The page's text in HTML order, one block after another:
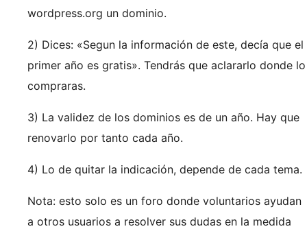
wordpress.org un dominio.
2) Dices: «Segun la información de este, decía que el
primer año es gratis». Tendrás que aclararlo donde lo
compraras.
3) La validez de los dominios es de un año. Hay que
renovarlo por tanto cada año.
4) Lo de quitar la indicación, depende de cada tema.
Nota: esto solo es un foro donde voluntarios ayudan
a otros usuarios a resolver sus dudas en la medida